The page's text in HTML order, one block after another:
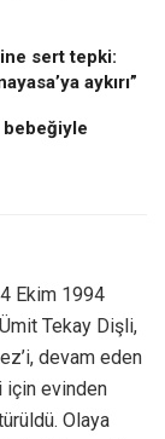
sert tepki:
aykırı”
bebeğiyle
Ekim 1994
Tekay Dişli,
devam eden
için evinden
Olaya